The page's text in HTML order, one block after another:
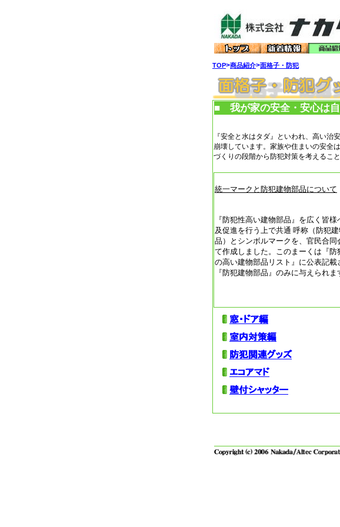
TOP>商品紹介>面格子・防犯
■ 我が家の安全・安心は自
『安全と水はタダ』といわれ、高い治
崩壊しています。家族や住まいの安全
づくりの段階から防犯対策を考えること
統一マークと防犯建物部品について
『防犯性高い建物部品』を広く皆様
及促進を行う上で共通 呼称（防犯
品）とシンボルマークを、官民合同
て作成しました。このまーくは『防
の高い建物部品リスト』に公表記載
『防犯建物部品』のみに与えられま